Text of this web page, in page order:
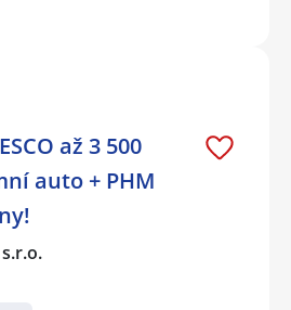
až 3 500
auto + PHM